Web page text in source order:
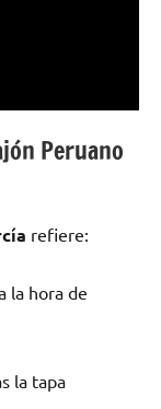
Peruano
refiere:
la hora de
la tapa